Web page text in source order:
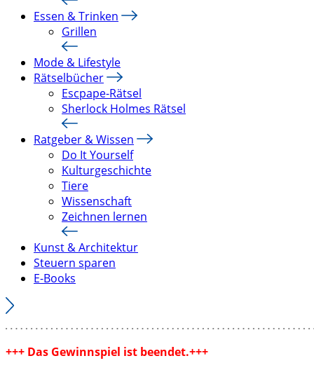
Essen & Trinken
Grillen
Mode & Lifestyle
Rätselbücher
Escpape-Rätsel
Sherlock Holmes Rätsel
Ratgeber & Wissen
Do It Yourself
Kulturgeschichte
Tiere
Wissenschaft
Zeichnen lernen
Kunst & Architektur
Steuern sparen
E-Books
+++ Das Gewinnspiel ist beendet.+++